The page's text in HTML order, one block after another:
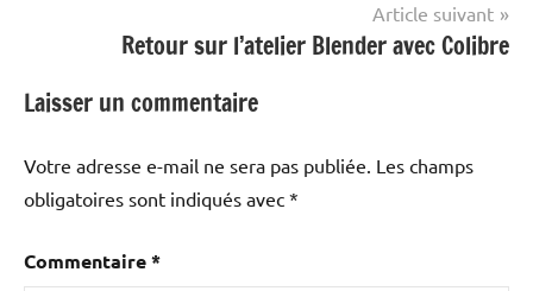
Article suivant
Retour sur l’atelier Blender avec Colibre
Laisser un commentaire
Votre adresse e-mail ne sera pas publiée. Les champs
obligatoires sont indiqués avec *
Commentaire*